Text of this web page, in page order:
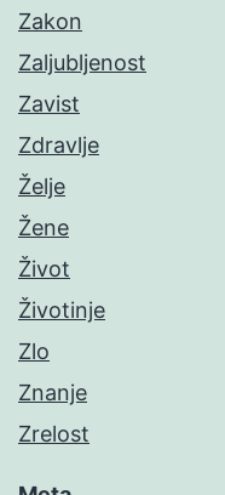
Zakon
Zaljubljenost
Zavist
Zdravlje
Želje
Žene
Život
Životinje
Zlo
Znanje
Zrelost